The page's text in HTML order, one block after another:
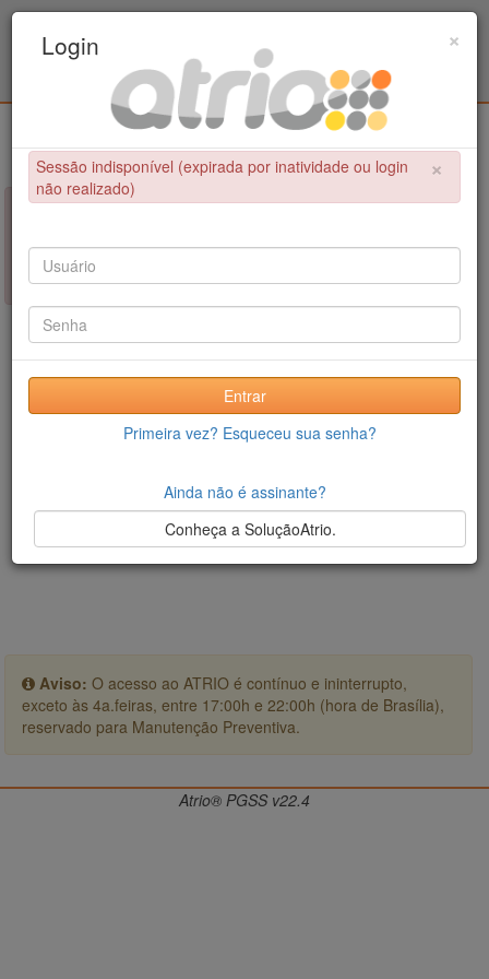
Educação Física / UPE - UFPB
×
NÃO FOI POSSÍVEL CONCLUIR A OPERAÇÃO
Sessão indisponível (expirada por inatividade ou login não
realizado)
Aviso: O acesso ao ATRIO é contínuo e ininterrupto,
exceto às 4a.feiras, entre 17:00h e 22:00h (hora de Brasília),
reservado para Manutenção Preventiva.
×
Login
×
Sessão indisponível (expirada por inatividade ou login
não realizado)
Entrar
Primeira vez? Esqueceu sua senha?
Ainda não é assinante?
Conheça a SoluçãoAtrio.
Atrio® PGSS v22.4